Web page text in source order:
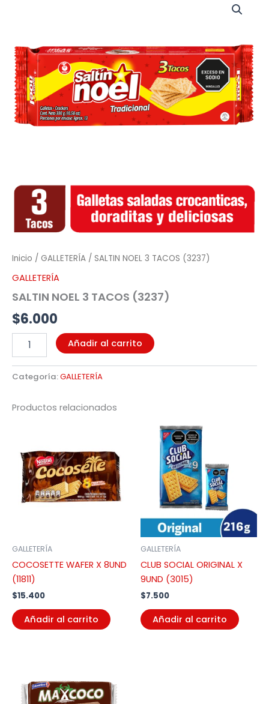
Inicio / GALLETERÍA / SALTIN NOEL 3 TACOS (3237)
GALLETERÍA
SALTIN NOEL 3 TACOS (3237)
$6.000
cantidad
Añadir al carrito
Categoría:GALLETERÍA
Productos relacionados
GALLETERÍA
COCOSETTE WAFER X 8UND
(11811)
$15.400
Añadir al carrito
GALLETERÍA
CLUB SOCIAL ORIGINAL X
9UND (3015)
$7.500
Añadir al carrito